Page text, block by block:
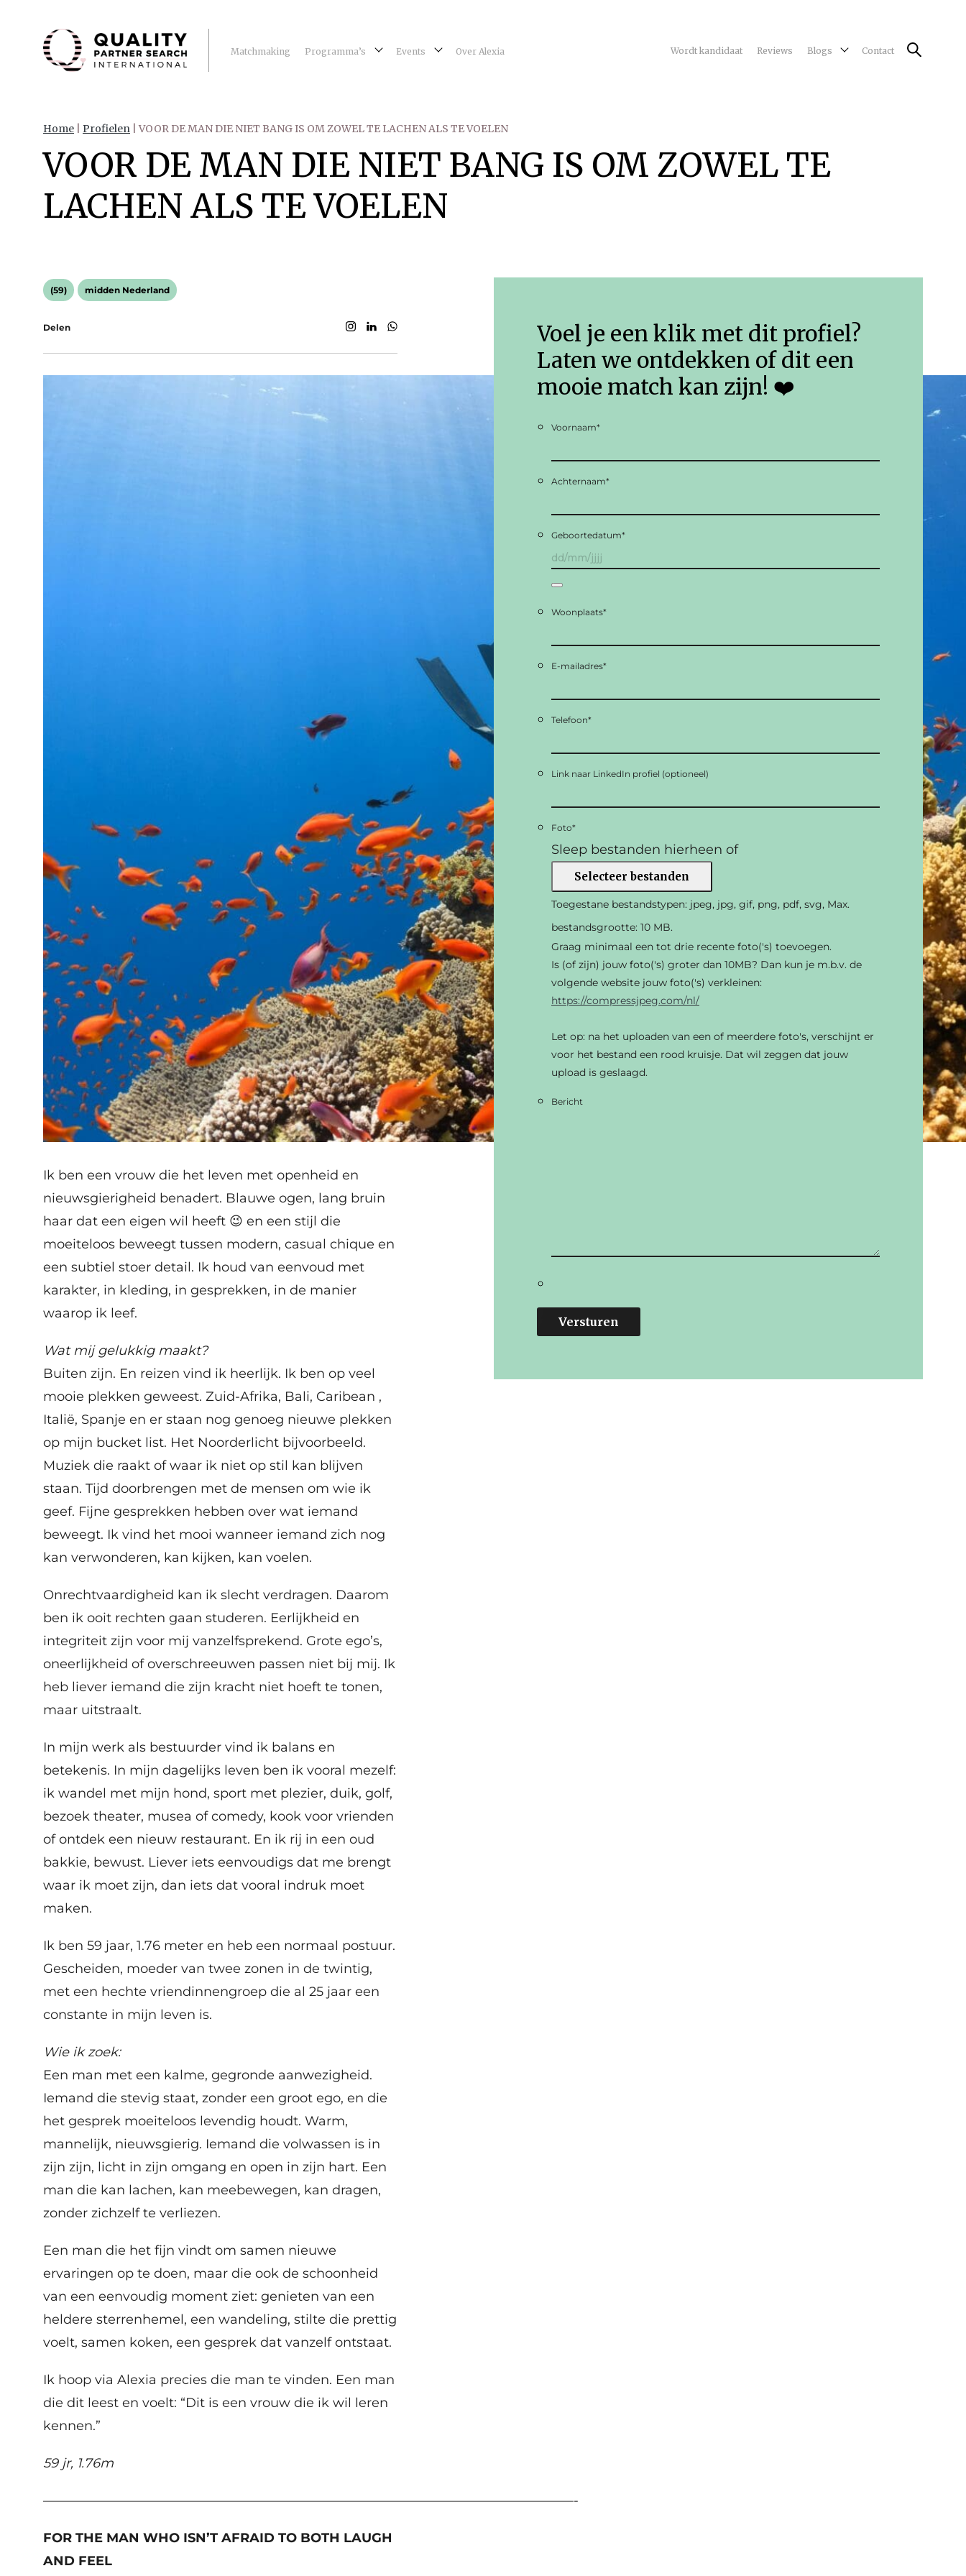
Matchmaking Programma’s Events Over Alexia Wordt kandidaat Reviews Blogs Contact
Home Profielen |VOOR DE MAN DIE NIET BANG IS OM ZOWEL TE LACHEN ALS TE VOELEN
VOOR DE MAN DIE NIET BANG IS OM ZOWEL TE
LACHEN ALS TE VOELEN
(59) midden Nederland
Delen
Ik ben een vrouw die het leven met openheid en
nieuwsgierigheid benadert. Blauwe ogen, lang bruin
haar dat een eigen wil heeft 😉 en een stijl die
moeiteloos beweegt tussen modern, casual chique en
een subtiel stoer detail. Ik houd van eenvoud met
karakter, in kleding, in gesprekken, in de manier
waarop ik leef.
Wat mij gelukkig maakt?
Buiten zijn. En reizen vind ik heerlijk. Ik ben op veel
mooie plekken geweest. Zuid-Afrika, Bali, Caribean ,
Italië, Spanje en er staan nog genoeg nieuwe plekken
op mijn bucket list. Het Noorderlicht bijvoorbeeld.
Muziek die raakt of waar ik niet op stil kan blijven
staan. Tijd doorbrengen met de mensen om wie ik
geef. Fijne gesprekken hebben over wat iemand
beweegt. Ik vind het mooi wanneer iemand zich nog
kan verwonderen, kan kijken, kan voelen.
Onrechtvaardigheid kan ik slecht verdragen. Daarom
ben ik ooit rechten gaan studeren. Eerlijkheid en
integriteit zijn voor mij vanzelfsprekend. Grote ego’s,
oneerlijkheid of overschreeuwen passen niet bij mij. Ik
heb liever iemand die zijn kracht niet hoeft te tonen,
maar uitstraalt.
In mijn werk als bestuurder vind ik balans en
betekenis. In mijn dagelijks leven ben ik vooral mezelf:
ik wandel met mijn hond, sport met plezier, duik, golf,
bezoek theater, musea of comedy, kook voor vrienden
of ontdek een nieuw restaurant. En ik rij in een oud
bakkie, bewust. Liever iets eenvoudigs dat me brengt
waar ik moet zijn, dan iets dat vooral indruk moet
maken.
Ik ben 59 jaar, 1.76 meter en heb een normaal postuur.
Gescheiden, moeder van twee zonen in de twintig,
met een hechte vriendinnengroep die al 25 jaar een
constante in mijn leven is.
Wie ik zoek:
Een man met een kalme, gegronde aanwezigheid.
Iemand die stevig staat, zonder een groot ego, en die
het gesprek moeiteloos levendig houdt. Warm,
mannelijk, nieuwsgierig. Iemand die volwassen is in
zijn zijn, licht in zijn omgang en open in zijn hart. Een
man die kan lachen, kan meebewegen, kan dragen,
zonder zichzelf te verliezen.
Een man die het fijn vindt om samen nieuwe
ervaringen op te doen, maar die ook de schoonheid
van een eenvoudig moment ziet: genieten van een
heldere sterrenhemel, een wandeling, stilte die prettig
voelt, samen koken, een gesprek dat vanzelf ontstaat.
Ik hoop via Alexia precies die man te vinden. Een man
die dit leest en voelt: “Dit is een vrouw die ik wil leren
kennen.”
59 jr, 1.76m
—————————————————————————————————————————-
FOR THE MAN WHO ISN’T AFRAID TO BOTH LAUGH
AND FEEL
Voel je een klik met dit profiel?
Laten we ontdekken of dit een
mooie match kan zijn! ❤️
Voornaam*
Achternaam*
Geboortedatum*
Woonplaats*
E-mailadres*
Telefoon*
Link naar LinkedIn profiel (optioneel)
Foto*
Sleep bestanden hierheen of
Selecteer bestanden
Toegestane bestandstypen: jpeg, jpg, gif, png, pdf, svg, Max.
bestandsgrootte: 10 MB.
Graag minimaal een tot drie recente foto('s) toevoegen.
Is (of zijn) jouw foto('s) groter dan 10MB? Dan kun je m.b.v. de
volgende website jouw foto('s) verkleinen:
https://compressjpeg.com/nl/
Let op: na het uploaden van een of meerdere foto's, verschijnt er
voor het bestand een rood kruisje. Dat wil zeggen dat jouw
upload is geslaagd.
Bericht
Versturen